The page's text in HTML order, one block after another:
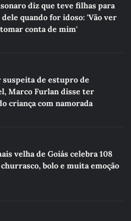
diz que teve filhas para
quando for idoso: 'Vão ver
conta de mim'
suspeita de estupro de
Marco Furlan disse ter
criança com namorada
velha de Goiás celebra 108
bolo e muita emoção